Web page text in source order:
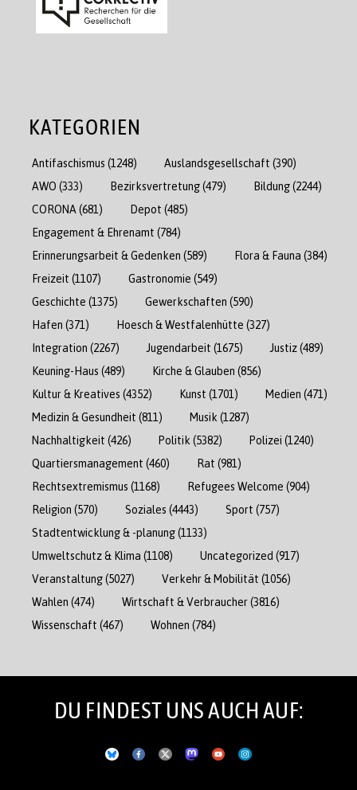
KATEGORIEN
Antifaschismus (1248) Auslandsgesellschaft (390)
AWO (333) Bezirksvertretung(479) Bildung(2244)
CORONA (681) Depot (485)
Engagement & Ehrenamt (784)
Erinnerungsarbeit & Gedenken (589) Flora & Fauna (384)
Freizeit (1107) Gastronomie (549)
Geschichte (1375) Gewerkschaften (590)
Hafen (371) Hoesch & Westfalenhütte (327)
Integration (2267) Jugendarbeit (1675) Justiz(489)
Keuning-Haus (489) Kirche & Glauben (856)
Kultur & Kreatives (4352) Kunst (1701) Medien (471)
Medizin & Gesundheit (811) Musik (1287)
Nachhaltigkeit (426) Politik (5382) Polizei (1240)
Quartiersmanagement (460) Rat (981)
Rechtsextremismus (1168) Refugees Welcome (904)
Religion (570) Soziales (4443) Sport (757)
Stadtentwicklung & -planung(1133)
Umweltschutz & Klima (1108) Uncategorized (917)
Veranstaltung(5027) Verkehr & Mobilität (1056)
Wahlen (474) Wirtschaft & Verbraucher(3816)
Wissenschaft (467) Wohnen (784)
DU FINDEST UNS AUCH AUF: